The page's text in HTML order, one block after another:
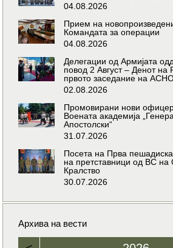
04.08.2026
Прием на
Командата за операции
04.08.2026
Делегации од Армијата
повод 2 Август – Денот на
првото заседание на
02.08.2026
Промовирани нови
Воената академија
Апостолски“
31.07.2026
Посета на Прва
на претставници од ВС на
Кралство
30.07.2026
Архива на вести